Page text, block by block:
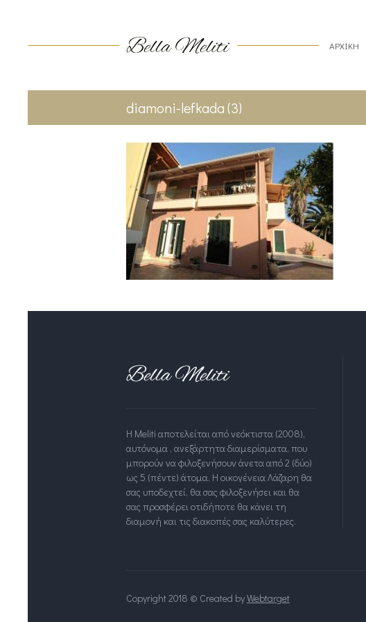
ΑΡΧΙΚΗ
diamoni-lefkada (3)
Η Meliti αποτελείται από νεόκτιστα (2008),
αυτόνομα , ανεξάρτητα διαμερίσματα, που
μπορούν να φιλοξενήσουν άνετα από 2 (δύο)
ως 5 (πέντε) άτομα. Η οικογένεια Λάζαρη θα
σας υποδεχτεί, θα σας φιλοξενήσει και θα
σας προσφέρει οτιδήποτε θα κάνει τη
διαμονή και τις διακοπές σας καλύτερες.
Copyright 2018 © Created byWebtarget